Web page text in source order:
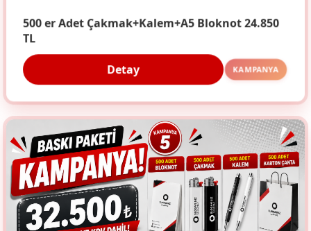
500 er Adet Çakmak+Kalem+A5 Bloknot 24.850
TL
Detay KAMPANYA